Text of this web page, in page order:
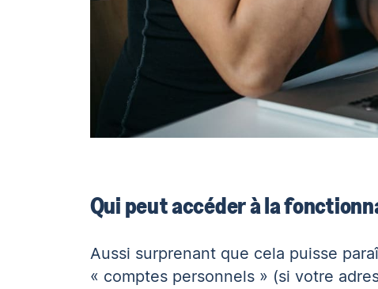
Qui peut accéder à la
Aussi surprenant que cela puisse
« comptes personnels » (si votre